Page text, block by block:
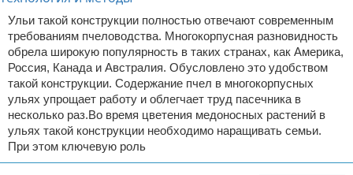
Ульи такой конструкции полностью отвечают современным
требованиям пчеловодства. Многокорпусная разновидность
обрела широкую популярность в таких странах, как Америка,
Россия, Канада и Австралия. Обусловлено это удобством
такой конструкции. Содержание пчел в многокорпусных
ульях упрощает работу и облегчает труд пасечника в
несколько раз.Во время цветения медоносных растений в
ульях такой конструкции необходимо наращивать семьи.
При этом ключевую роль